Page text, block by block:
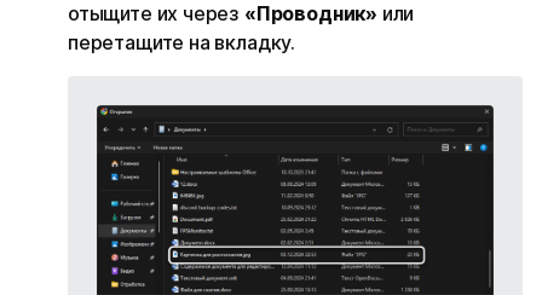
отыщите их через «Проводник» или
перетащите на вкладку.